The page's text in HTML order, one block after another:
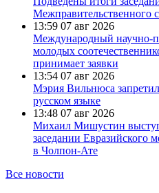
Межправительственного
13:59 07 авг 2026
Международный научно-
молодых
принимает заявки
13:54 07 авг 2026
Мэрия Вильнюса
русском языке
13:48 07 авг 2026
Михаил Мишустин
заседании Евразийского
в Чолпон-Ате
Все новости